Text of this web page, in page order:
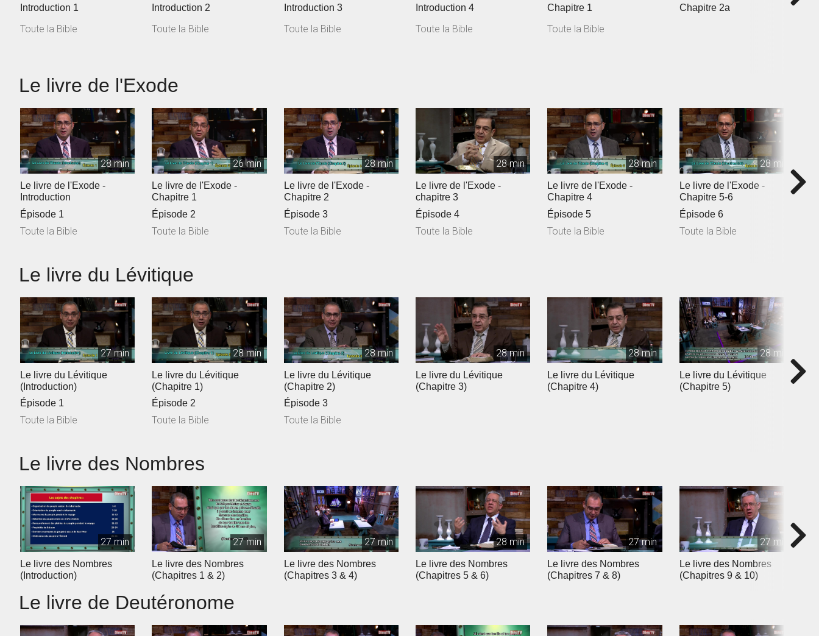
Introduction 1
Toute la Bible
Introduction 2
Toute la Bible
Introduction 3
Toute la Bible
Introduction 4
Toute la Bible
Chapitre 1
Toute la Bible
Chapitre 2a
Le livre de l'Exode
28 min
Le livre de l'Exode -
Introduction
Épisode 1
Toute la Bible
26 min
Le livre de l'Exode -
Chapitre 1
Épisode 2
Toute la Bible
28 min
Le livre de l'Exode -
Chapitre 2
Épisode 3
Toute la Bible
28 min
Le livre de l'Exode -
chapitre 3
Épisode 4
Toute la Bible
28 min
Le livre de l'Exode -
Chapitre 4
Épisode 5
Toute la Bible
28 min
Le livre de l'Exode -
Chapitre 5-6
Épisode 6
Toute la Bible
Le livre du Lévitique
27 min
Le livre du Lévitique
(Introduction)
Épisode 1
Toute la Bible
28 min
Le livre du Lévitique
(Chapitre 1)
Épisode 2
Toute la Bible
28 min
Le livre du Lévitique
(Chapitre 2)
Épisode 3
Toute la Bible
28 min
Le livre du Lévitique
(Chapitre 3)
28 min
Le livre du Lévitique
(Chapitre 4)
28 min
Le livre du Lévitique
(Chapitre 5)
Le livre des Nombres
27 min
Le livre des Nombres
(Introduction)
27 min
Le livre des Nombres
(Chapitres 1 & 2)
27 min
Le livre des Nombres
(Chapitres 3 & 4)
28 min
Le livre des Nombres
(Chapitres 5 & 6)
27 min
Le livre des Nombres
(Chapitres 7 & 8)
27 min
Le livre des Nombres
(Chapitres 9 & 10)
Le livre de Deutéronome